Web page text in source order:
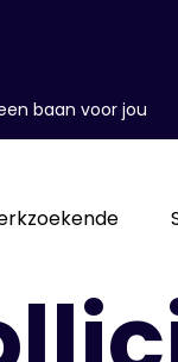
baan voor jou